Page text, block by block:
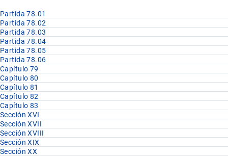
Partida 78.01
Partida 78.02
Partida 78.03
Partida 78.04
Partida 78.05
Partida 78.06
Capítulo 79
Capítulo 80
Capítulo 81
Capítulo 82
Capítulo 83
Sección XVI
Sección XVII
Sección XVIII
Sección XIX
Sección XX